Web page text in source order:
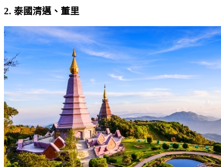
2. 泰國清邁、董里